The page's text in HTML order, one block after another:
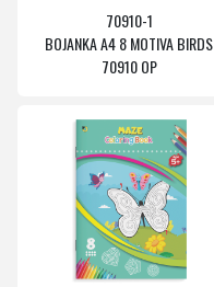
70910-1
BOJANKA A4 8 MOTIVA BIRDS
70910 OP